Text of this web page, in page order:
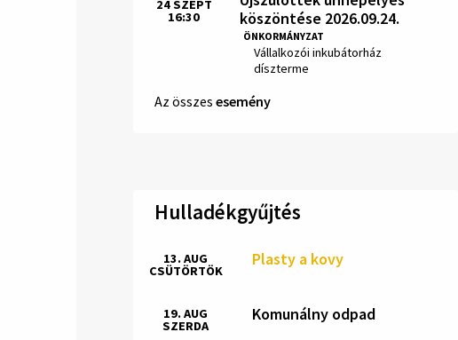
köszöntése 2026.09.24.
ÖNKORMÁNYZAT
Hely:
Vállalkozói inkubátorház
díszterme
Idő:
24SZEPT
16:30
Az összes esemény
Hulladékgyűjtés
Plasty a kovy
13. AUG
CSÜTÖRTÖK
Komunálny odpad
19. AUG
SZERDA